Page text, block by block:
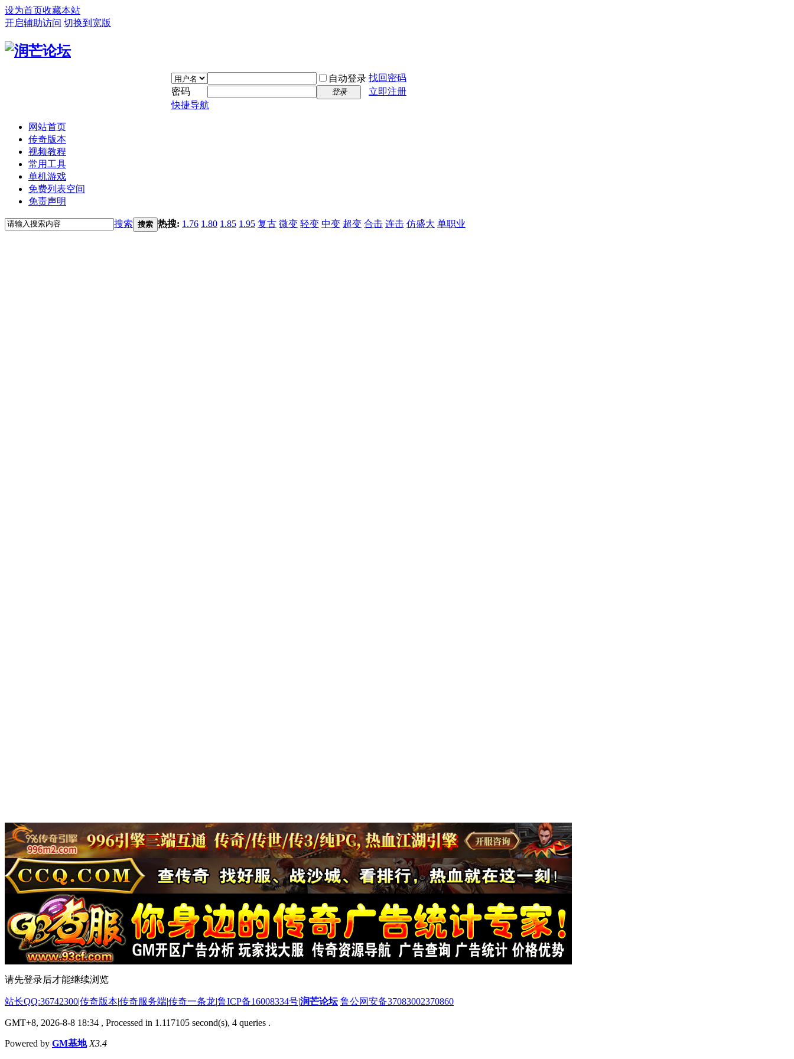
设为首页收藏本站
开启辅助访问 切换到宽版
自动登录 找回密码
密码
登录
立即注册
快捷导航
网站首页
传奇版本
视频教程
常用工具
单机游戏
免费列表空间
免责声明
搜索 搜索 热搜: 1.76 1.80 1.85 1.95 复古 微变 轻变 中变 超变 合击 连击 仿盛大 单职业
请先登录后才能继续浏览
站长QQ:36742300|传奇版本|传奇服务端|传奇一条龙|鲁ICP备16008334号|润芒论坛 鲁公网安备37083002370860
GMT+8, 2026-8-8 18:34 , Processed in 1.117105 second(s), 4 queries .
Powered by GM基地 X3.4